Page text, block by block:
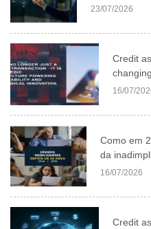
23/07/2026
Credit
16/07/
Como em
da
16/07/2026
Credit